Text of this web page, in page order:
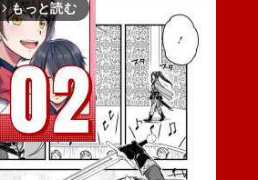
arrow_forward_ios もっと読む